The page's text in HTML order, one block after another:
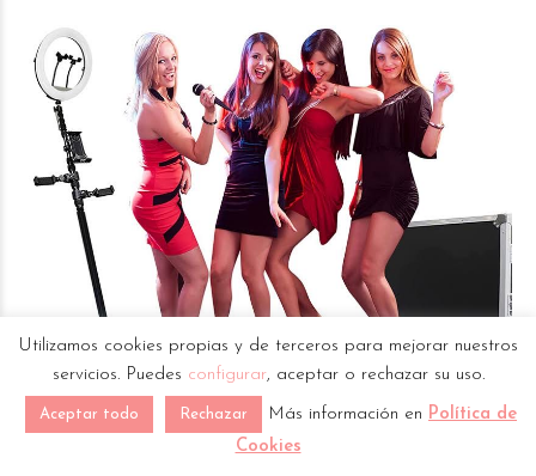
Utilizamos cookies propias y de terceros para mejorar nuestros
servicios. Puedes configurar, aceptar o rechazar su uso.
Aceptar todo Rechazar Más información en Política de
Cookies